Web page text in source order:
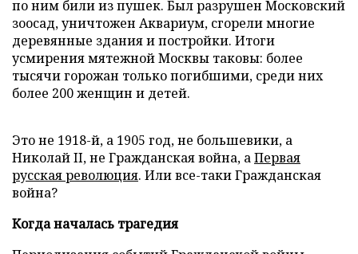
по ним били из пушек. Был разрушен Московский
зоосад, уничтожен Аквариум, сгорели многие
деревянные здания и постройки. Итоги
усмирения мятежной Москвы таковы: более
тысячи горожан только погибшими, среди них
более 200 женщин и детей.
Это не 1918-й, а 1905 год, не большевики, а
Николай II, не Гражданская война, аПервая
русская революция. Или все-таки Гражданская
война?
Когда началась трагедия